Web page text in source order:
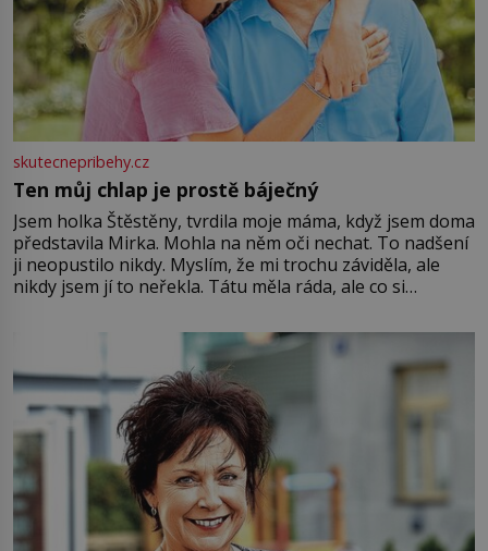
skutecnepribehy.cz
Ten můj chlap je prostě báječný
Jsem holka Štěstěny, tvrdila moje máma, když jsem doma
představila Mirka. Mohla na něm oči nechat. To nadšení
ji neopustilo nikdy. Myslím, že mi trochu záviděla, ale
nikdy jsem jí to neřekla. Tátu měla ráda, ale co si
Jsme spolu moc rádi Tehdy byla jiná doba, když